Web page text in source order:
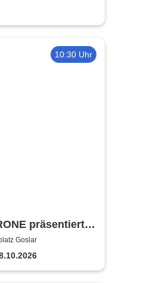
10:30 Uhr
präsentiert
- Gold Edition
Goslar